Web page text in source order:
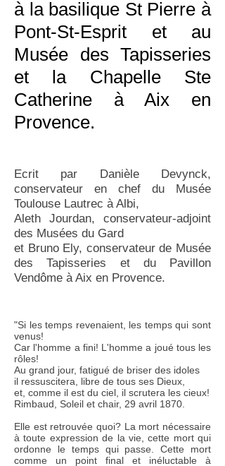
à la basilique St Pierre à
Pont-St-Esprit et au
Musée des Tapisseries
et la Chapelle Ste
Catherine à Aix en
Provence.
Ecrit par Danièle Devynck,
conservateur en chef du Musée
Toulouse Lautrec à Albi,
Aleth Jourdan, conservateur-adjoint
des Musées du Gard
et Bruno Ely, conservateur de Musée
des Tapisseries et du Pavillon
Vendôme à Aix en Provence.
"Si les temps revenaient, les temps qui sont
venus!
Car l'homme a fini! L'homme a joué tous les
rôles!
Au grand jour, fatigué de briser des idoles
il ressuscitera, libre de tous ses Dieux,
et, comme il est du ciel, il scrutera les cieux!
Rimbaud, Soleil et chair, 29 avril 1870.
Elle est retrouvée quoi? La mort nécessaire
à toute expression de la vie, cette mort qui
ordonne le temps qui passe. Cette mort
comme un point final et inéluctable à